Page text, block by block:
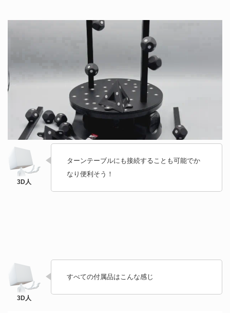
ターンテーブルにも接続することも可能でか
なり便利そう！
すべての付属品はこんな感じ